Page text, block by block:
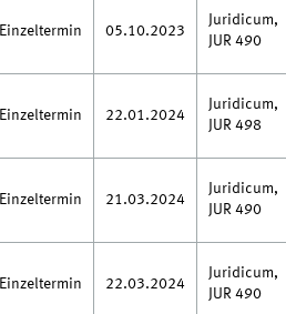
Einzeltermin 05.10.2023
Juridicum,
JUR 490
Einzeltermin 22.01.2024
Juridicum,
JUR 498
Einzeltermin 21.03.2024
Juridicum,
JUR 490
Einzeltermin 22.03.2024
Juridicum,
JUR 490